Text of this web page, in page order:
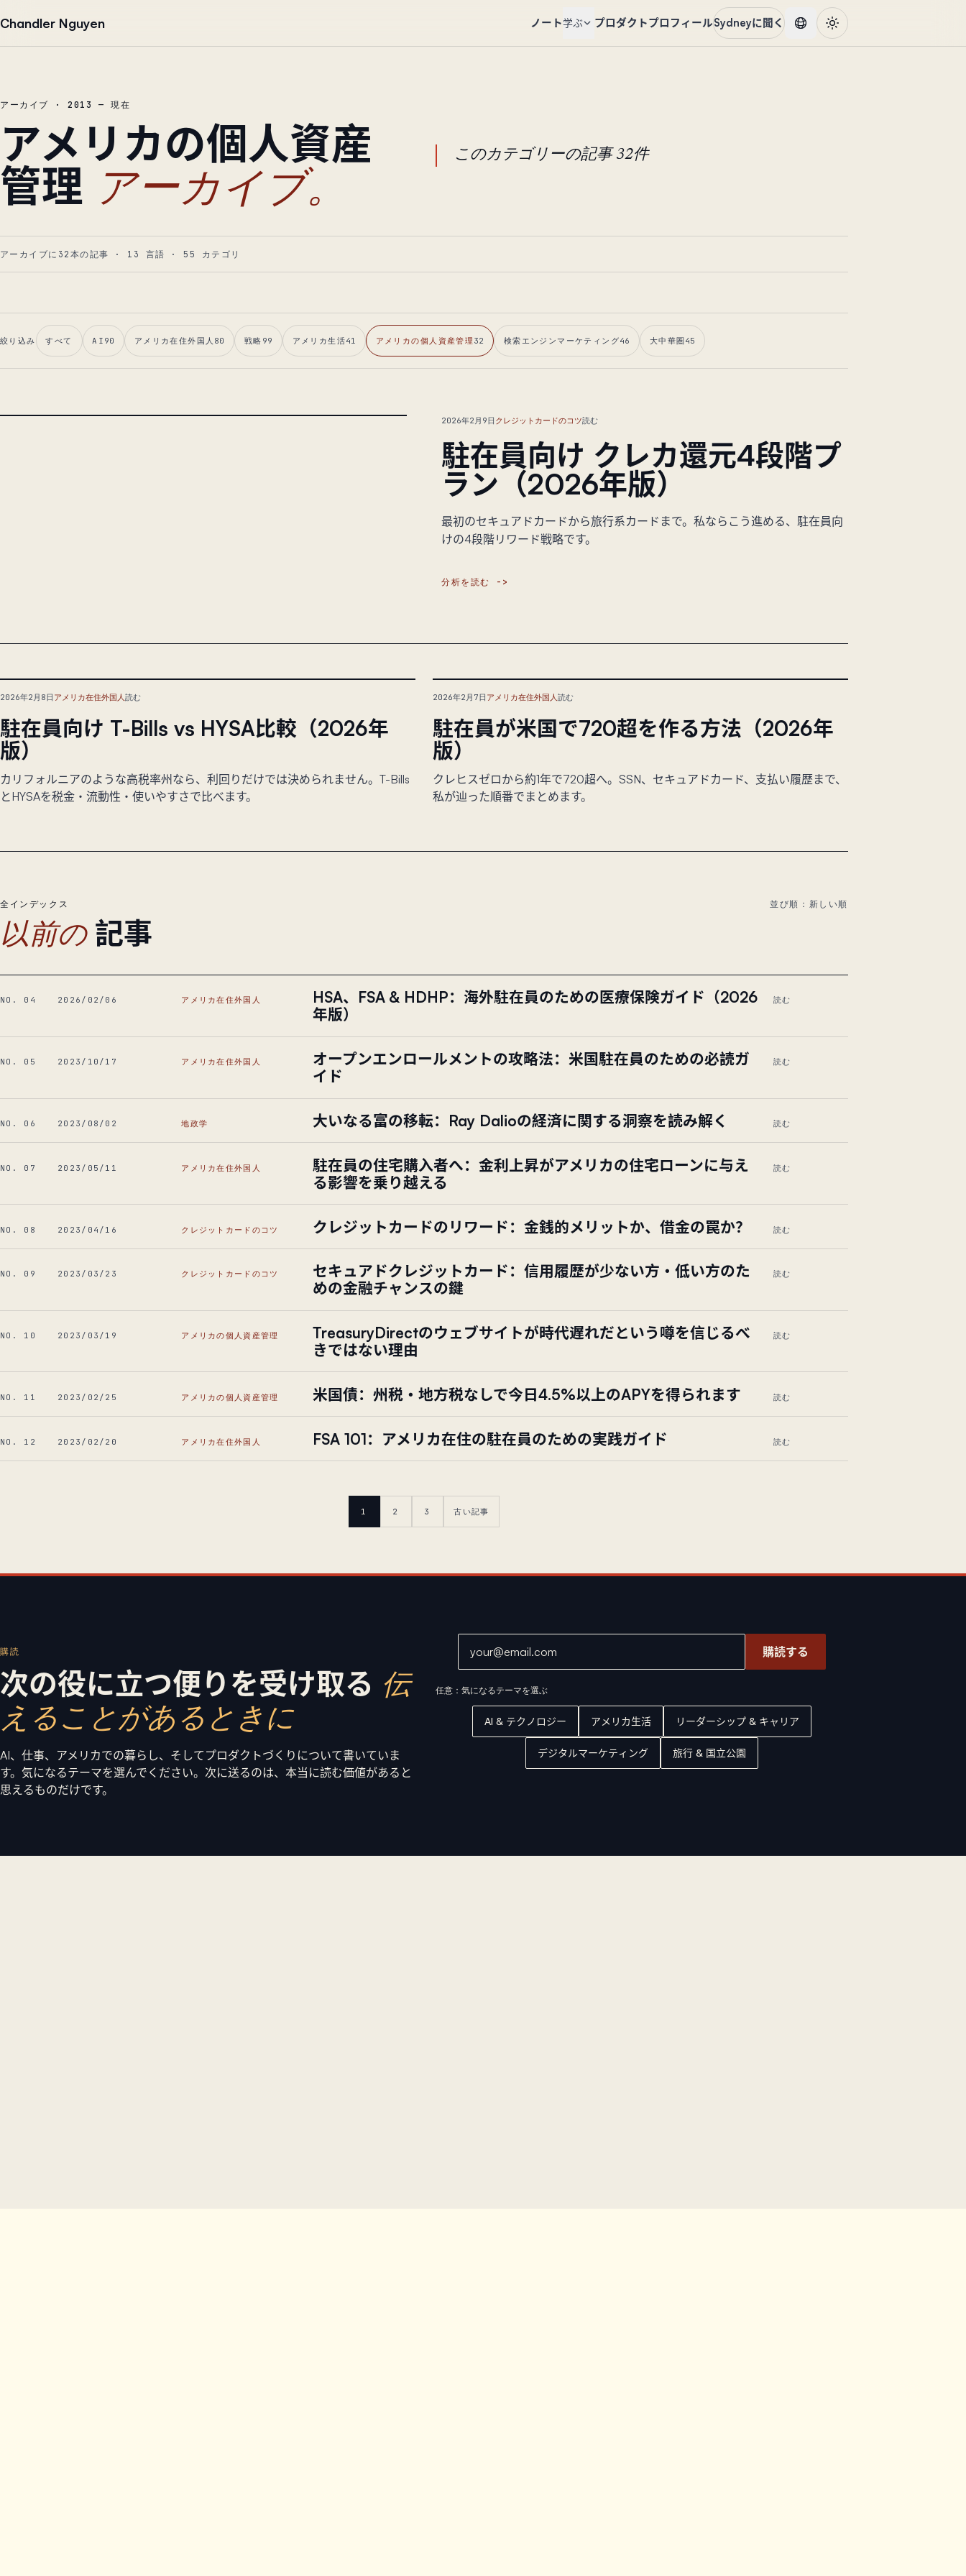
Chandler Nguyen ノート学ぶ プロダクトプロフィールSydneyに聞く
アーカイブ · 2013 — 現在
アメリカの個人資産
管理 アーカイブ。
このカテゴリーの記事 32件
アーカイブに32本の記事 · 13 言語 · 55 カテゴリ
絞り込み すべて AI 90 アメリカ在住外国人 80 戦略 99 アメリカ生活41 アメリカの個人資産管理 32 検索エンジンマーケティング46 大中華圏 45
2026年2月9日 クレジットカードのコツ読む
駐在員向け クレカ還元4段階プ
ラン（2026年版）
最初のセキュアドカードから旅行系カードまで。私ならこう進める、駐在員向
けの4段階リワード戦略です。
分析を読む
2026年2月8日 アメリカ在住外国人読む
駐在員向け T-Bills vs HYSA比較（2026年
版）
カリフォルニアのような高税率州なら、利回りだけでは決められません。T-Bills
とHYSAを税金・流動性・使いやすさで比べます。
2026年2月7日 アメリカ在住外国人読む
駐在員が米国で720超を作る方法（2026年
版）
クレヒスゼロから約1年で720超へ。SSN、セキュアドカード、支払い履歴まで、
私が辿った順番でまとめます。
全インデックス
以前の 記事
並び順：新しい順
NO. 04 2026/02/06 アメリカ在住外国人
HSA、FSA & HDHP：海外駐在員のための医療保険ガイド（2026
年版）
読む
NO. 05 2023/10/17 アメリカ在住外国人
オープンエンロールメントの攻略法：米国駐在員のための必読ガ
イド
読む
NO. 06 2023/08/02 地政学 大いなる富の移転：Ray Dalioの経済に関する洞察を読み解く 読む
NO. 07 2023/05/11 アメリカ在住外国人
駐在員の住宅購入者へ：金利上昇がアメリカの住宅ローンに与え
る影響を乗り越える
読む
NO. 08 2023/04/16 クレジットカードのコツ クレジットカードのリワード：金銭的メリットか、借金の罠か？ 読む
NO. 09 2023/03/23 クレジットカードのコツ
セキュアドクレジットカード：信用履歴が少ない方・低い方のた
めの金融チャンスの鍵
読む
NO. 10 2023/03/19 アメリカの個人資産管理
TreasuryDirectのウェブサイトが時代遅れだという噂を信じるべ
きではない理由
読む
NO. 11 2023/02/25 アメリカの個人資産管理 米国債：州税・地方税なしで今日4.5%以上のAPYを得られます 読む
NO. 12 2023/02/20 アメリカ在住外国人 FSA 101：アメリカ在住の駐在員のための実践ガイド 読む
1 2 3 古い記事
購読
次の役に立つ便りを受け取る 伝
えることがあるときに
AI、仕事、アメリカでの暮らし、そしてプロダクトづくりについて書いていま
す。気になるテーマを選んでください。次に送るのは、本当に読む価値があると
思えるものだけです。
購読する
任意：気になるテーマを選ぶ
AI & テクノロジー アメリカ生活 リーダーシップ & キャリア
デジタルマーケティング 旅行 & 国立公園